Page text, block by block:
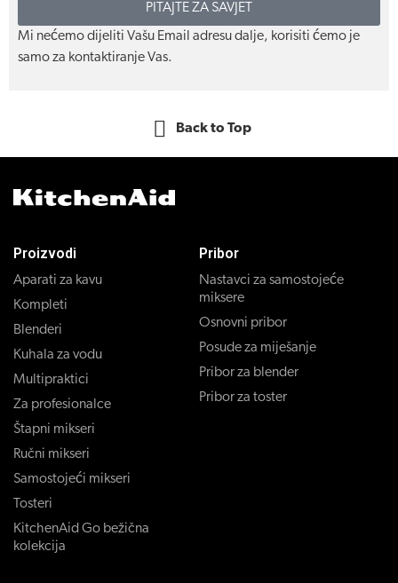
PITAJTE ZA SAVJET
Mi nećemo dijeliti Vašu Email adresu dalje, korisiti ćemo je
samo za kontaktiranje Vas.
Back to Top
Proizvodi
Aparati za kavu
Kompleti
Blenderi
Kuhala za vodu
Multipraktici
Za profesionalce
Štapni mikseri
Ručni mikseri
Samostojeći mikseri
Tosteri
KitchenAid Go bežična
kolekcija
Pribor
Nastavci za samostojeće
miksere
Osnovni pribor
Posude za miješanje
Pribor za blender
Pribor za toster